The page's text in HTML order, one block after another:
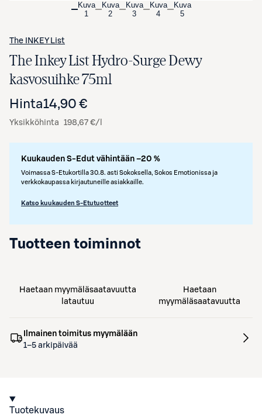
Kuva
1
Kuva
2
Kuva
3
Kuva
4
Kuva
5
The INKEY List
The Inkey List Hydro-Surge Dewy
kasvosuihke 75ml
Hinta14,90 €
Yksikköhinta 198,67 €/l
Kuukauden S-Edut vähintään –20 %
Voimassa S-Etukortilla 30.8. asti Sokoksella, Sokos Emotionissa ja
verkkokaupassa kirjautuneille asiakkaille.
Katso kuukauden S-Etutuotteet
Tuotteen toiminnot
Haetaan myymäläsaatavuutta
latautuu
Haetaan
myymäläsaatavuutta
Ilmainen toimitus myymälään
1–5 arkipäivää
Tuotekuvaus